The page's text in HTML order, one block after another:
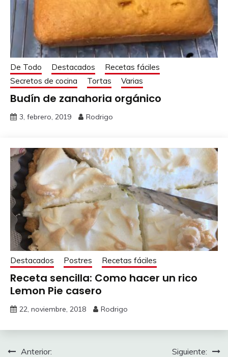
De Todo Destacados
Recetas fáciles
Secretos de cocina
Tortas Varias
Budín de zanahoria orgánico
3, febrero, 2019 Rodrigo
Destacados Postres Recetas fáciles
Receta sencilla: Como hacer un rico
Lemon Pie casero
22, noviembre, 2018 Rodrigo
Navegación
Anterior:
Siguiente: